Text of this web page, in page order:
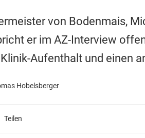
von Bodenmais,
er im AZ-Interview
Aufenthalt und einen
Hobelsberger
Teilen